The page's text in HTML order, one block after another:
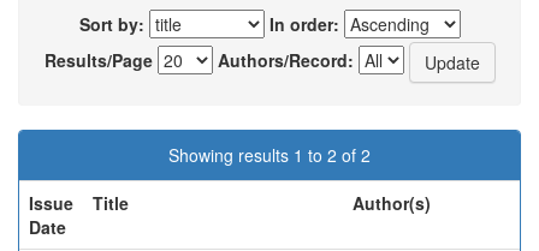
Sort by:
In order:
Results/Page
Authors/Record:
Showing results 1 to 2 of 2
Issue
Date
Title Author(s)